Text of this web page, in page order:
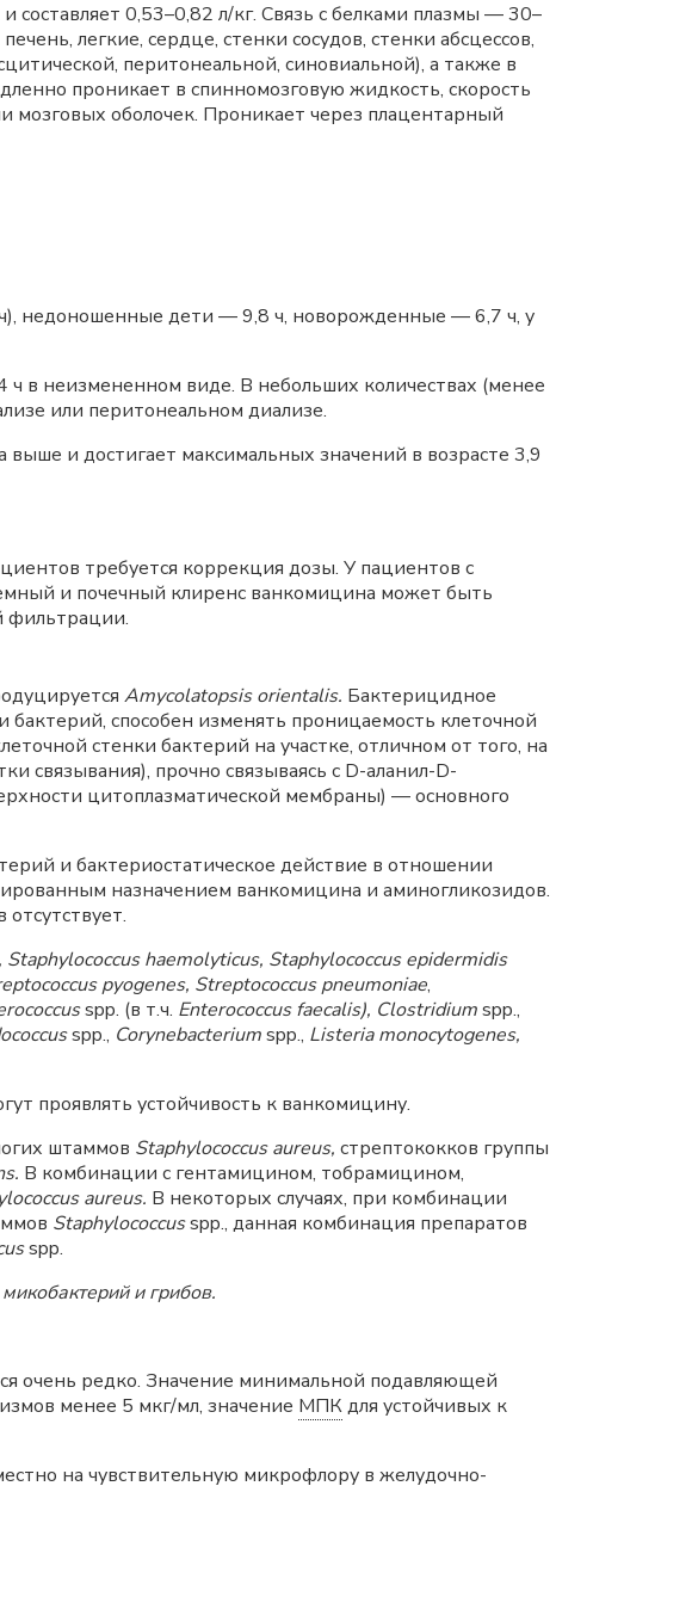
0,53–0,82 л/кг. Связь с белками плазмы — 30–
легкие, сердце, стенки сосудов, стенки абсцессов,
перитонеальной, синовиальной), а также в
проникает в спинномозговую жидкость, скорость
мозговых оболочек. Проникает через плацентарный
недоношенные дети — 9,8 ч, новорожденные — 6,7 ч, у
в неизмененном виде. В небольших количествах (менее
или перитонеальном диализе.
и достигает максимальных значений в возрасте 3,9
требуется коррекция дозы. У пациентов с
и почечный клиренс ванкомицина может быть
фильтрации.
Amycolatopsis orientalis. Бактерицидное
способен изменять проницаемость клеточной
стенки бактерий на участке, отличном от того, на
связывания), прочно связываясь с D-аланил-D-
цитоплазматической мембраны) — основного
и бактериостатическое действие в отношении
назначением ванкомицина и аминогликозидов.
Staphylococcus haemolyticus, Staphylococcus epidermidis
pyogenes, Streptococcus pneumoniae,
spp. (в т.ч. Enterococcus faecalis), Clostridiumspp.,
spp., Corynebacteriumspp., Listeria monocytogenes,
проявлять устойчивость к ванкомицину.
штаммов Staphylococcus aureus, стрептококков группы
В комбинации с гентамицином, тобрамицином,
aureus. В некоторых случаях, при комбинации
Staphylococcusspp., данная комбинация препаратов
spp.
и грибов.
очень редко. Значение минимальной подавляющей
менее 5 мкг/мл, значение МПКдля устойчивых к
на чувствительную микрофлору в желудочно-